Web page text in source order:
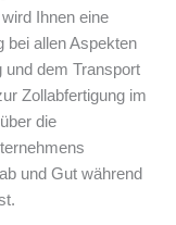
Ihnen eine
bei allen Aspekten
dem Transport
Zollabfertigung im
die
und Gut während